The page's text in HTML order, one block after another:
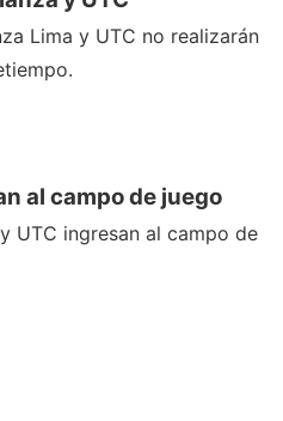
Lima y UTC no realizarán
al campo de juego
UTC ingresan al campo de